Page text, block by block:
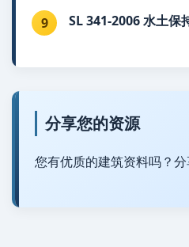
9 SL 341-2006 水土保
分享您的资源
您有优质的建筑资料吗？分